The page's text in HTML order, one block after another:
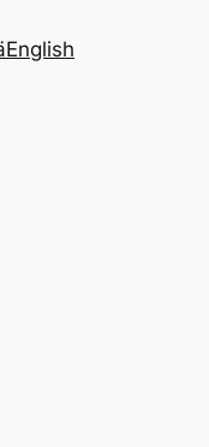
English